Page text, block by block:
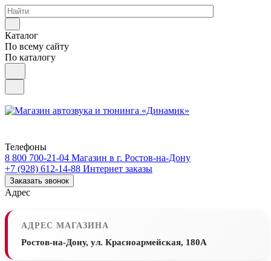
Каталог
По всему сайту
По каталогу
Телефоны
8 800 700-21-04 Магазин в г. Ростов-на-Дону
+7 (928) 612-14-88 Интернет заказы
Заказать звонок
Адрес
АДРЕС МАГАЗИНА
Ростов-на-Дону, ул. Красноармейская, 180А